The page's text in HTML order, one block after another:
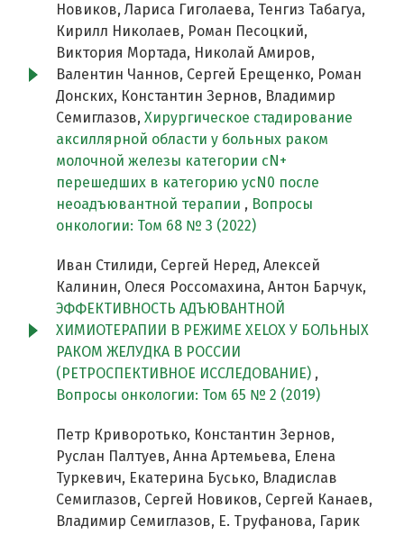
Новиков, Лариса Гиголаева, Тенгиз Табагуа,
Кирилл Николаев, Роман Песоцкий,
Виктория Мортада, Николай Амиров,
Валентин Чаннов, Сергей Ерещенко, Роман
Донских, Константин Зернов, Владимир
Семиглазов, Хирургическое стадирование
аксиллярной области у больных раком
молочной железы категории сN+
перешедших в категорию ycN0 после
неоадъювантной терапии , Вопросы
онкологии: Том 68 № 3 (2022)
Иван Стилиди, Сергей Неред, Алексей
Калинин, Олеся Россомахина, Антон Барчук,
ЭФФЕКТИВНОСТЬ АДЪЮВАНТНОЙ
ХИМИОТЕРАПИИ В РЕЖИМЕ XELOX У БОЛЬНЫХ
РАКОМ ЖЕЛУДКА В РОССИИ
(РЕТРОСПЕКТИВНОЕ ИССЛЕДОВАНИЕ) ,
Вопросы онкологии: Том 65 № 2 (2019)
Петр Криворотько, Константин Зернов,
Руслан Палтуев, Анна Артемьева, Елена
Туркевич, Екатерина Бусько, Владислав
Семиглазов, Сергей Новиков, Сергей Канаев,
Владимир Семиглазов, Е. Труфанова, Гарик